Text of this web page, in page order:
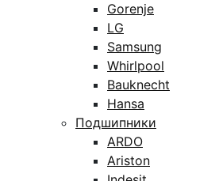
Gorenje
LG
Samsung
Whirlpool
Bauknecht
Hansa
Подшипники
ARDO
Ariston